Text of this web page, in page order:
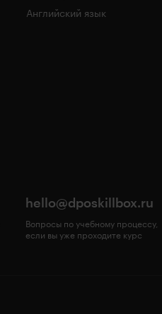
Английский язык
hello@dposkillbox.ru
Вопросы по учебному процессу,
если вы уже проходите курс